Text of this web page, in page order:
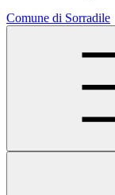
Comune di Sorradile